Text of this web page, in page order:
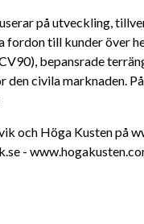
på utveckling,
till kunder över
bepansrade
den civila marknaden.
och Höga Kusten på
-